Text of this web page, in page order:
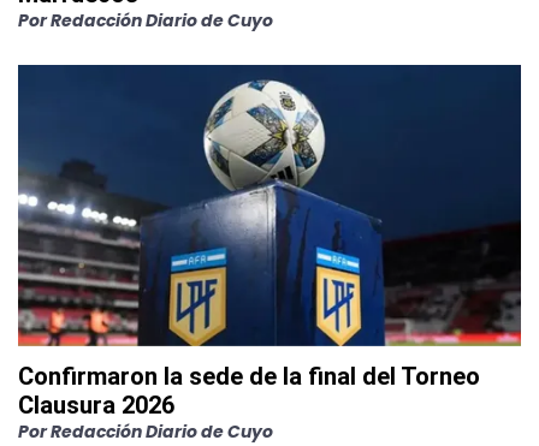
PorRedacción Diario de Cuyo
Confirmaron la sede de la final del Torneo
Clausura 2026
PorRedacción Diario de Cuyo